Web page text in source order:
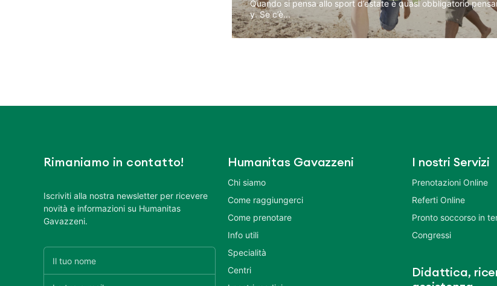
Quando si pensa allo sport d’estate è quasi obbligatorio
y. Se c’è...
Rimaniamo in contatto!
Iscriviti alla nostra newsletter per ricevere
novità e informazioni su Humanitas
Gavazzeni.
Humanitas Gavazzeni
Chi siamo
Come raggiungerci
Come prenotare
Info utili
Specialità
Centri
I nostri Servizi
Prenotazioni Online
Referti Online
Pronto soccorso in
Congressi
Didattica,